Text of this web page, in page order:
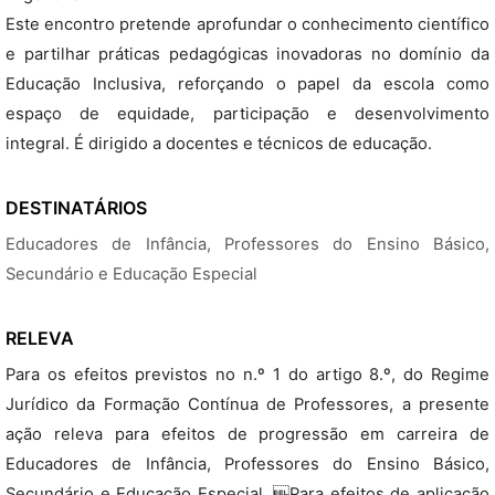
Este encontro pretende aprofundar o conhecimento científico
e partilhar práticas pedagógicas inovadoras no domínio da
Educação Inclusiva, reforçando o papel da escola como
espaço de equidade, participação e desenvolvimento
integral. É dirigido a docentes e técnicos de educação.
DESTINATÁRIOS
Educadores de Infância, Professores do Ensino Básico,
Secundário e Educação Especial
RELEVA
Para os efeitos previstos no n.º 1 do artigo 8.º, do Regime
Jurídico da Formação Contínua de Professores, a presente
ação releva para efeitos de progressão em carreira de
Educadores de Infância, Professores do Ensino Básico,